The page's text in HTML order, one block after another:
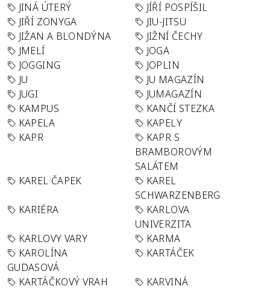
JINÁ ÚTERÝ
JÍŘÍ POSPÍŠIL
JIŘÍ ZONYGA
JIU-JITSU
JIŽAN A BLONDÝNA
JIŽNÍ ČECHY
JMELÍ
JOGA
JOGGING
JOPLIN
JU
JU MAGAZÍN
JUGI
JUMAGAZÍN
KAMPUS
KANČÍ STEZKA
KAPELA
KAPELY
KAPR
KAPR S
BRAMBOROVÝM
SALÁTEM
KAREL ČAPEK
KAREL
SCHWARZENBERG
KARIÉRA
KARLOVA
UNIVERZITA
KARLOVY VARY
KARMA
KAROLÍNA
GUDASOVÁ
KARTÁČEK
KARTÁČKOVÝ VRAH
KARVINÁ